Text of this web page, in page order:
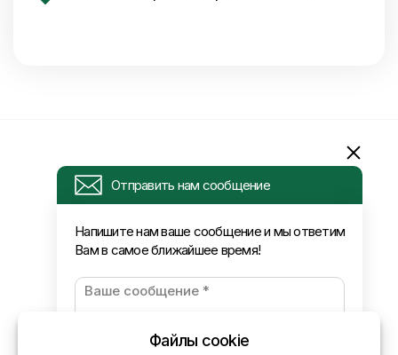
Отправить нам сообщение
Напишите нам ваше сообщение и мы ответим
Вам в самое ближайшее время!
Информация
Запрос
Оплата и доставка
Политика конфиденциальности
Файлы cookie